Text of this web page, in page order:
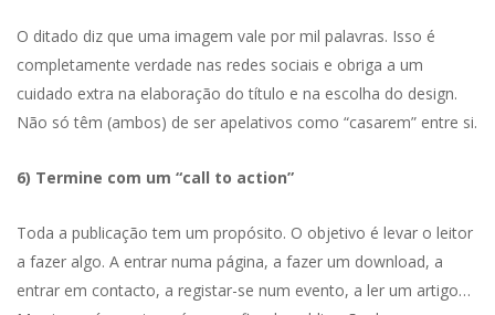
O ditado diz que uma imagem vale por mil palavras. Isso é
completamente verdade nas redes sociais e obriga a um
cuidado extra na elaboração do título e na escolha do design.
Não só têm (ambos) de ser apelativos como “casarem” entre si.
6) Termine com um “call to action”
Toda a publicação tem um propósito. O objetivo é levar o leitor
a fazer algo. A entrar numa página, a fazer um download, a
entrar em contacto, a registar-se num evento, a ler um artigo…